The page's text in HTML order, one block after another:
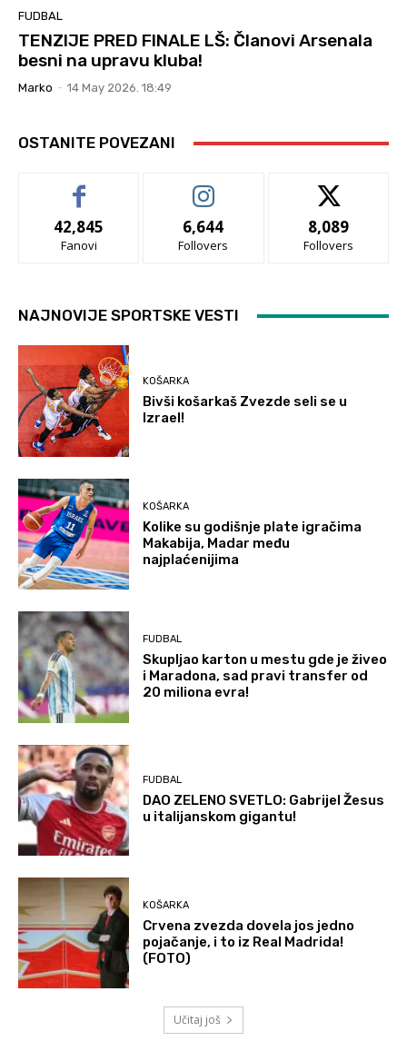
FUDBAL
TENZIJE PRED FINALE LŠ: Članovi Arsenala
besni na upravu kluba!
Marko - 14 May 2026. 18:49
OSTANITE POVEZANI
42,845
Fanovi
6,644
Follovers
8,089
Follovers
NAJNOVIJE SPORTSKE VESTI
KOŠARKA
Bivši košarkaš Zvezde seli se u
Izrael!
KOŠARKA
Kolike su godišnje plate igračima
Makabija, Madar među
najplaćenijima
FUDBAL
Skupljao karton u mestu gde je živeo
i Maradona, sad pravi transfer od
20 miliona evra!
FUDBAL
DAO ZELENO SVETLO: Gabrijel Žesus
u italijanskom gigantu!
KOŠARKA
Crvena zvezda dovela jos jedno
pojačanje, i to iz Real Madrida!
(FOTO)
Učitaj još